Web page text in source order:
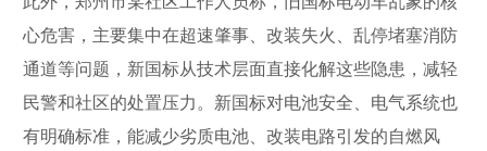
心危害，主要集中在超速肇事、改装失火、乱停堵塞消防
通道等问题，新国标从技术层面直接化解这些隐患，减轻
民警和社区的处置压力。新国标对电池安全、电气系统也
有明确标准，能减少劣质电池、改装电路引发的自燃风